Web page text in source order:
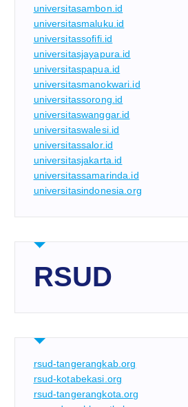
universitasambon.id
universitasmaluku.id
universitassofifi.id
universitasjayapura.id
universitaspapua.id
universitasmanokwari.id
universitassorong.id
universitaswanggar.id
universitaswalesi.id
universitassalor.id
universitasjakarta.id
universitassamarinda.id
universitasindonesia.org
RSUD
rsud-tangerangkab.org
rsud-kotabekasi.org
rsud-tangerangkota.org